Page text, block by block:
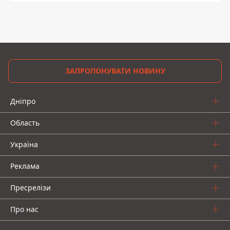
ЗАПРОПОНУВАТИ НОВИНУ
Дніпро
Область
Україна
Реклама
Пресрелізи
Про нас